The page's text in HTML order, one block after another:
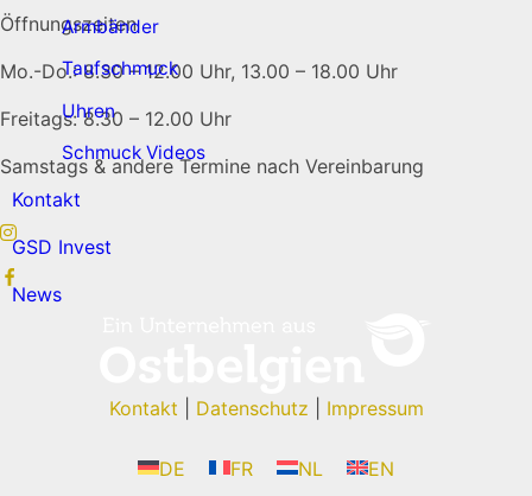
Armbänder
Taufschmuck
Uhren
Schmuck Videos
Kontakt
GSD Invest
News
Öffnungszeiten
Mo.-Do.: 8.30 – 12.00 Uhr, 13.00 – 18.00 Uhr
Freitags: 8.30 – 12.00 Uhr
Samstags & andere Termine nach Vereinbarung
DE FR NL EN
Kontakt Datenschutz Impressum